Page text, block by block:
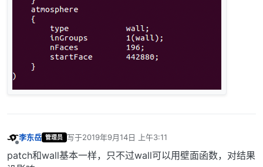
李东岳 管理员 写于2019年9月14日 上午3:11
最后由 编辑
patch和wall基本一样，只不过wall可以用壁面函数，对结果